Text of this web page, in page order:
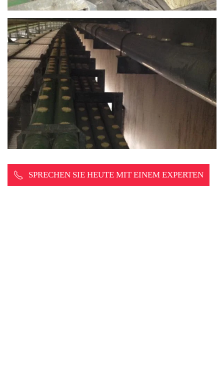
Vergrößern
SPRECHEN SIE HEUTE MIT EINEM EXPERTEN